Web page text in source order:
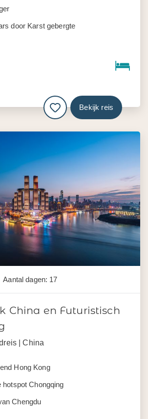
door Karst gebergte
Bekijk reis
Aantal dagen: 17
China en Futuristisch
| China
Hong Kong
hotspot Chongqing
Chengdu